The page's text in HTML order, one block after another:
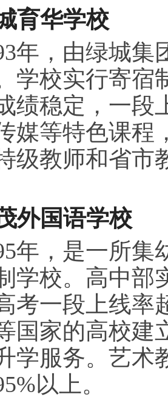
育华学校
年，由绿城
学校实行寄宿
绩稳定，一段
媒等特色课程
级教师和省市
外国语学校
年，是一所
学校。高中部
考一段上线率
国家的高校建
学服务。艺术
以上。